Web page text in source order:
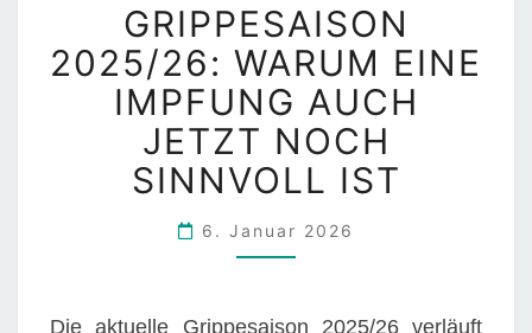
R
T
E
N
V
E
S
G
R
I
P
P
E
S
A
I
S
N
GRIPPESAISON
2025/26: WARUM EINE
IMPFUNG AUCH
JETZT NOCH
SINNVOLL IST
6. Januar 2026
Die aktuelle Grippesaison 2025/26 verläuft